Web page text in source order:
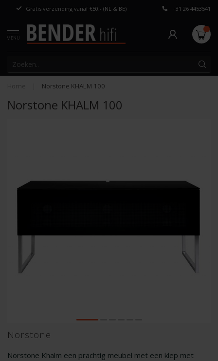
Gratis verzending vanaf €50,- (NL & BE) Persoonlijk
+31 26 4453541
MENU
Home Norstone KHALM 100
Norstone KHALM 100
Norstone
Norstone Khalm een prachtig meubel met een klep met